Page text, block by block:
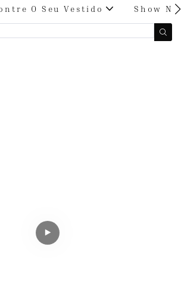
O Seu Vestido Show